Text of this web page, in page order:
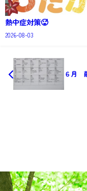
熱中症対策🥵
2026-08-03
６月